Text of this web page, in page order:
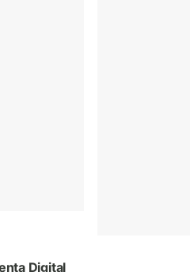
Digital